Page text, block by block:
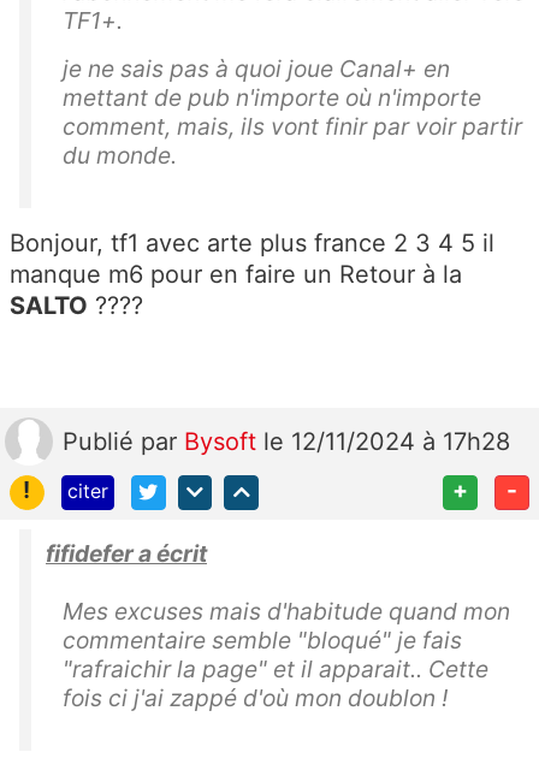
TF1+.
je ne sais pas à quoi joue Canal+ en
mettant de pub n'importe où n'importe
comment, mais, ils vont finir par voir partir
du monde.
Bonjour, tf1 avec arte plus france 2 3 4 5 il
manque m6 pour en faire un Retour à la
SALTO ????
Publié par Bysoft le 12/11/2024 à 17h28
!
citer + -
fifidefer a écrit
Mes excuses mais d'habitude quand mon
commentaire semble "bloqué" je fais
"rafraichir la page" et il apparait.. Cette
fois ci j'ai zappé d'où mon doublon !